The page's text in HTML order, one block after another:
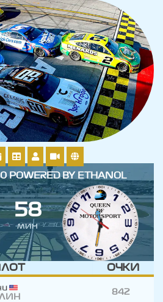
POWERED BY ETHANOL
58
МИН
ОЧКИ
842